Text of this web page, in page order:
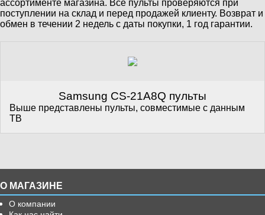
ассортименте магазина. Все пульты проверяются при
поступлении на склад и перед продажей клиенту. Возврат и
обмен в течении 2 недель с даты покупки, 1 год гарантии.
Samsung CS-21A8Q пульты
Выше представлены пульты, совместимые с данным
ТВ
О МАГАЗИНЕ
О компании